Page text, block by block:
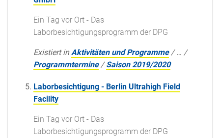
Ein Tag vor Ort - Das
Laborbesichtigungsprogramm der DPG
Existiert in Aktivitäten und Programme /… /
Programmtermine /Saison 2019/2020
Laborbesichtigung - Berlin Ultrahigh Field
Facility
Ein Tag vor Ort - Das
Laborbesichtigungsprogramm der DPG